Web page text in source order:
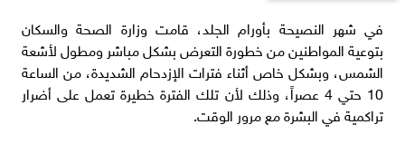
في شهر النصيحة بأورام الجلد، قامت وزارة الصحة والسكان
بتوعية المواطنين من خطورة التعرض بشكل مباشر ومطول لأشعة
الشمس، وبشكل خاص أثناء فترات الإزدحام الشديدة، من الساعة
10 حتي 4 عصراً، وذلك لأن تلك الفترة خطيرة تعمل على أضرار
تراكمية في البشرة مع مرور الوقت.